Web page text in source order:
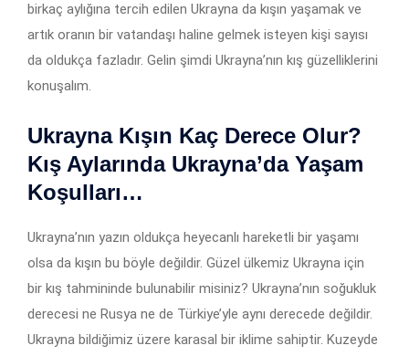
birkaç aylığına tercih edilen Ukrayna da kışın yaşamak ve
artık oranın bir vatandaşı haline gelmek isteyen kişi sayısı
da oldukça fazladır. Gelin şimdi Ukrayna’nın kış güzelliklerini
konuşalım.
Ukrayna Kışın Kaç Derece Olur?
Kış Aylarında Ukrayna’da Yaşam
Koşulları…
Ukrayna’nın yazın oldukça heyecanlı hareketli bir yaşamı
olsa da kışın bu böyle değildir. Güzel ülkemiz Ukrayna için
bir kış tahmininde bulunabilir misiniz? Ukrayna’nın soğukluk
derecesi ne Rusya ne de Türkiye’yle aynı derecede değildir.
Ukrayna bildiğimiz üzere karasal bir iklime sahiptir. Kuzeyde